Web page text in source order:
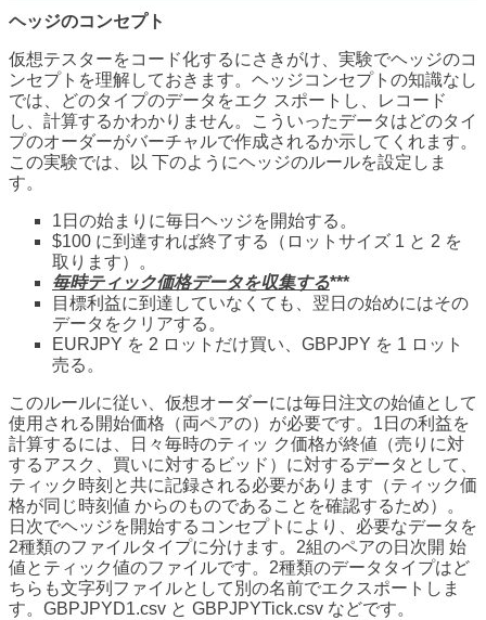
ヘッジのコンセプト
仮想テスターをコード化するにさきがけ、実験でヘッジのコ
ンセプトを理解しておきます。ヘッジコンセプトの知識なし
では、どのタイプのデータをエク スポートし、レコード
し、計算するかわかりません。こういったデータはどのタイ
プのオーダーがバーチャルで作成されるか示してくれます。
この実験では、以 下のようにヘッジのルールを設定しま
す。
1日の始まりに毎日ヘッジを開始する。
$100 に到達すれば終了する（ロットサイズ 1 と 2 を
取ります）。
毎時ティック価格データを収集する***
目標利益に到達していなくても、翌日の始めにはその
データをクリアする。
EURJPY を 2 ロットだけ買い、GBPJPY を 1 ロット
売る。
このルールに従い、仮想オーダーには毎日注文の始値として
使用される開始価格（両ペアの）が必要です。1日の利益を
計算するには、日々毎時のティッ ク価格が終値（売りに対
するアスク、買いに対するビッド）に対するデータとして、
ティック時刻と共に記録される必要があります（ティック価
格が同じ時刻値 からのものであることを確認するため）。
日次でヘッジを開始するコンセプトにより、必要なデータを
2種類のファイルタイプに分けます。2組のペアの日次開 始
値とティック値のファイルです。2種類のデータタイプはど
ちらも文字列ファイルとして別の名前でエクスポートしま
す。GBPJPYD1.csv と GBPJPYTick.csv などです。